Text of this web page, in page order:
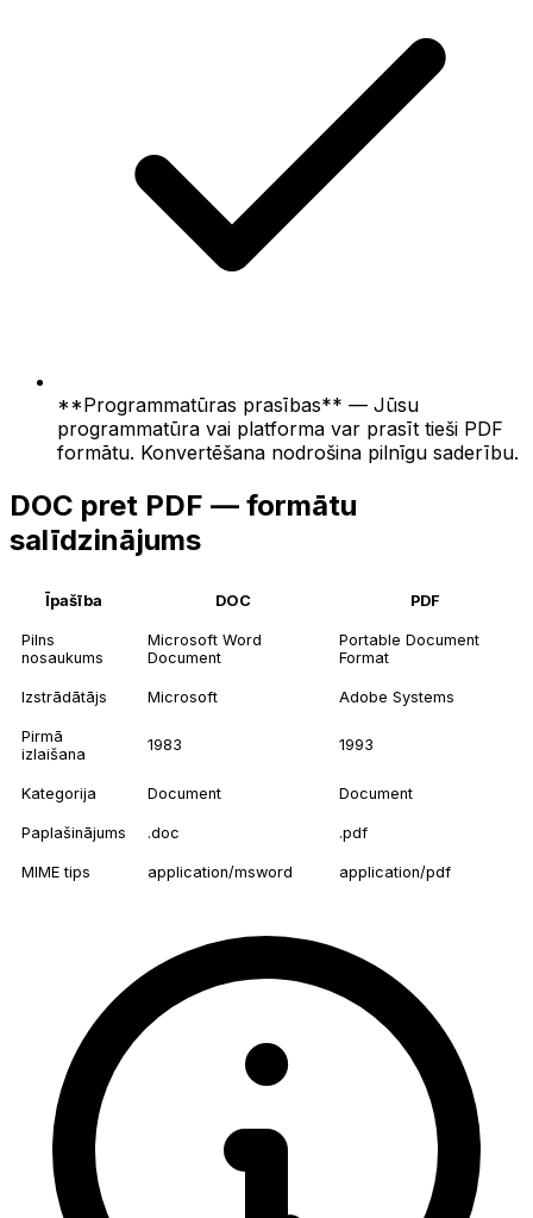
**Programmatūras prasības** — Jūsu
programmatūra vai platforma var prasīt tieši PDF
formātu. Konvertēšana nodrošina pilnīgu saderību.
DOC pret PDF — formātu
salīdzinājums
Īpašība DOC PDF
Pilns
nosaukums
Microsoft Word
Document
Portable Document
Format
Izstrādātājs Microsoft Adobe Systems
Pirmā
izlaišana
1983 1993
Kategorija Document Document
Paplašinājums .doc .pdf
MIME tips application/msword application/pdf